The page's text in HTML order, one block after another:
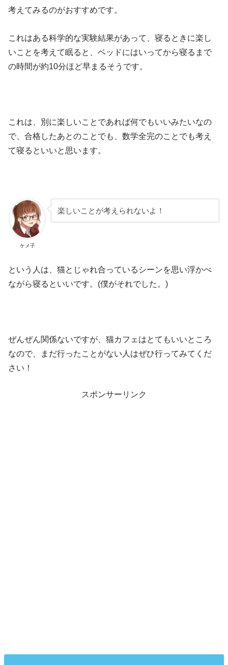
考えてみるのがおすすめです。
これはある科学的な実験結果があって、寝るときに楽し
いことを考えて眠ると、ベッドにはいってから寝るまで
の時間が約10分ほど早まるそうです。
これは、別に楽しいことであれば何でもいいみたいなの
で、合格したあとのことでも、数学全完のことでも考え
て寝るといいと思います。
ケメ子
楽しいことが考えられないよ！
という人は、猫とじゃれ合っているシーンを思い浮かべ
ながら寝るといいです。(僕がそれでした。)
ぜんぜん関係ないですが、猫カフェはとてもいいところ
なので、まだ行ったことがない人はぜひ行ってみてくだ
さい！
スポンサーリンク